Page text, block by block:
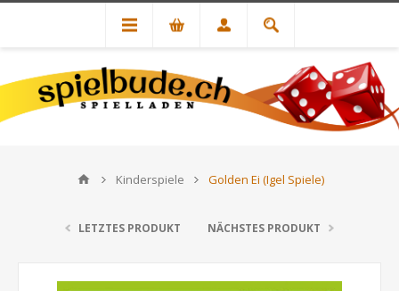
Kinderspiele Golden Ei (Igel Spiele)
LETZTES PRODUKT NÄCHSTES PRODUKT